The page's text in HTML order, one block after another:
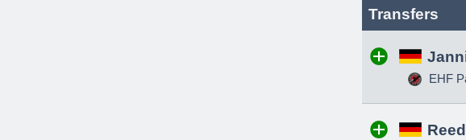
Transfers
EHF